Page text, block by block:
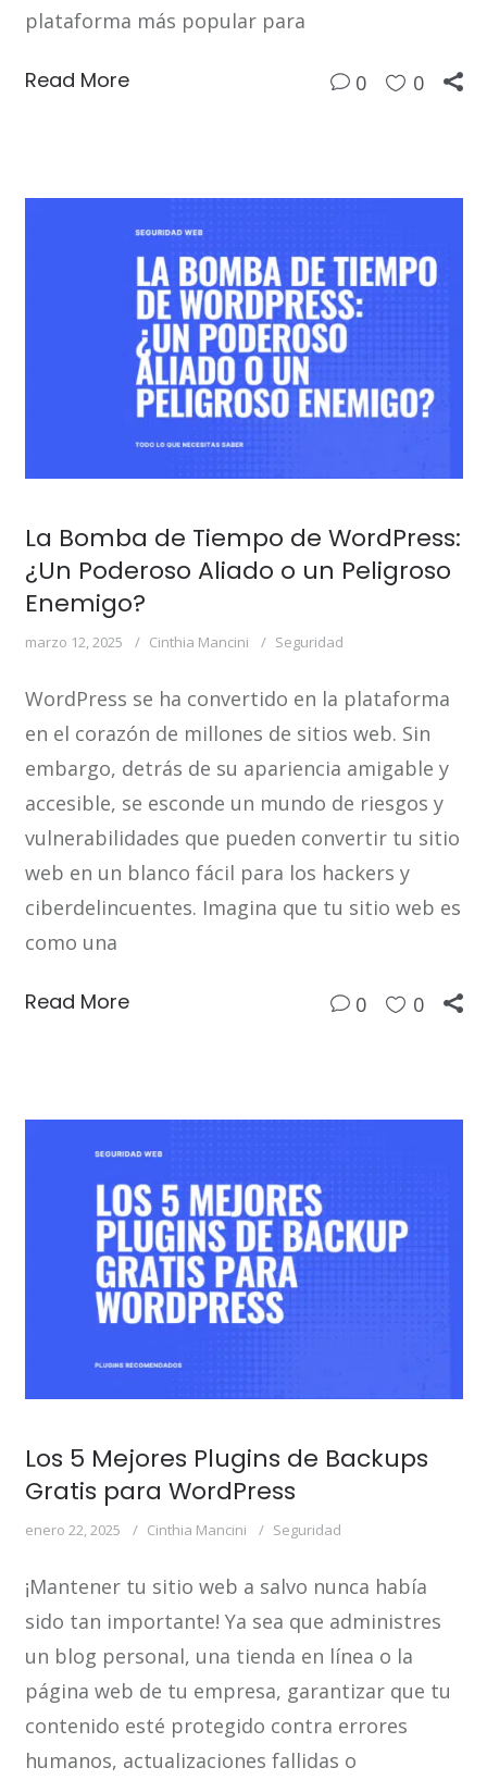
plataforma más popular para
Read More 0 0
La Bomba de Tiempo de WordPress:
¿Un Poderoso Aliado o un Peligroso
Enemigo?
marzo 12, 2025 Cinthia Mancini Seguridad
WordPress se ha convertido en la plataforma
en el corazón de millones de sitios web. Sin
embargo, detrás de su apariencia amigable y
accesible, se esconde un mundo de riesgos y
vulnerabilidades que pueden convertir tu sitio
web en un blanco fácil para los hackers y
ciberdelincuentes. Imagina que tu sitio web es
como una
Read More 0 0
Los 5 Mejores Plugins de Backups
Gratis para WordPress
enero 22, 2025 Cinthia Mancini Seguridad
¡Mantener tu sitio web a salvo nunca había
sido tan importante! Ya sea que administres
un blog personal, una tienda en línea o la
página web de tu empresa, garantizar que tu
contenido esté protegido contra errores
humanos, actualizaciones fallidas o